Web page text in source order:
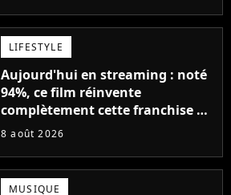
LIFESTYLE
Aujourd'hui en streaming : noté
94%, ce film réinvente
complètement cette franchise de
science-fiction vieille de 40 ans
8 août 2026
MUSIQUE